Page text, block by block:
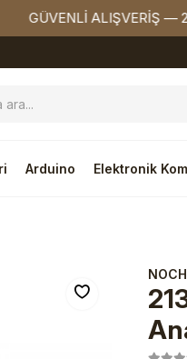
ALIŞVERİŞ — 256-
Arduino Elektronik